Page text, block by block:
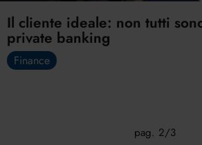
Il cliente ideale: non tutti
private banking
Finance
pag. 2/3